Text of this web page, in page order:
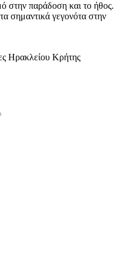
στην παράδοση και το ήθος.
σημαντικά γεγονότα στην
Ηρακλείου Κρήτης